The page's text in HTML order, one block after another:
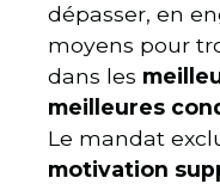
dépasser, en
moyens pour
dans les
meilleures
Le mandat
motivation